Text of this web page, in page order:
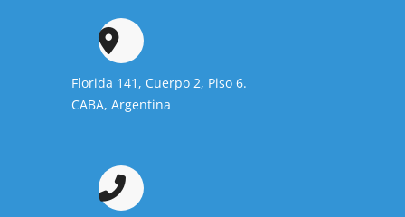
Florida 141, Cuerpo 2, Piso 6.
CABA, Argentina